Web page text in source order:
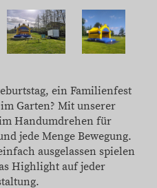
ein Familienfest
Garten? Mit unserer
Handumdrehen für
jede Menge Bewegung.
ausgelassen spielen
Highlight auf jeder